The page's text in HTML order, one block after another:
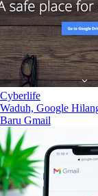
Cyberlife
Waduh, Google
Baru Gmail